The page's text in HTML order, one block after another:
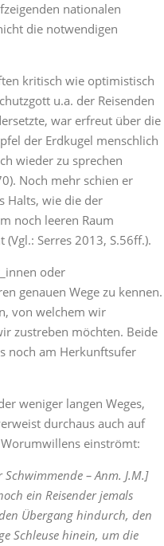
nationalen
die notwendigen
kritisch wie optimistisch
u.a. der Reisenden
war erfreut über die
der Erdkugel menschlich
wieder zu sprechen
Noch mehr schien er
Halts, wie die der
noch leeren Raum
Serres 2013, S.56ff.).
oder
genauen Wege zu kennen.
von welchem wir
zustreben möchten. Beide
noch am Herkunftsufer
weniger langen Weges,
durchaus auch auf
einströmt:
– Anm. J.M.]
ein Reisender jemals
Übergang hindurch, den
Schleuse hinein, um die